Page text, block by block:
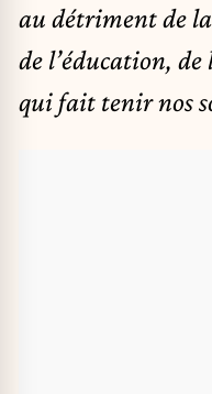
au détriment de
de l’éducation,
qui fait tenir nos